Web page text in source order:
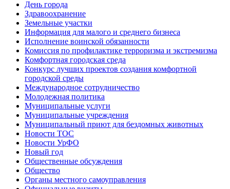
День города
Здравоохранение
Земельные участки
Информация для малого и среднего бизнеса
Исполнение воинской обязанности
Комиссия по профилактике терроризма и экстремизма
Комфортная городская среда
Конкурс лучших проектов создания комфортной
городской среды
Международное сотрудничество
Молодежная политика
Муниципальные услуги
Муниципальные учреждения
Муниципальный приют для бездомных животных
Новости ТОС
Новости УрФО
Новый год
Общественные обсуждения
Общество
Органы местного самоуправления